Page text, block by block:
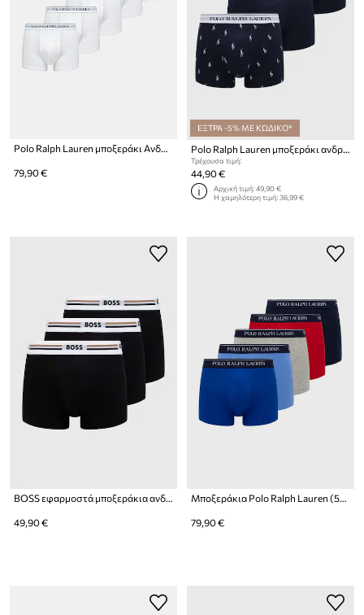
79,90 €
ΕΞΤΡΑ -5% ΜΕ ΚΩΔΙΚΟ*
Polo Ralph Lauren μποξεράκι ανδρικό βαμβάκι με ελαστάν 3-pack
Τρέχουσα τιμή:
44,90 €
Αρχική τιμή:49,90 €
Η χαμηλότερη τιμή:36,99 €
BOSS εφαρμοστά μποξεράκια ανδρικά με βισκόζη Trunk 3P Revive 3-pack
49,90 €
Μποξεράκια Polo Ralph Lauren (5-pack)
79,90 €